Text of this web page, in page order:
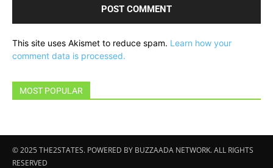
This site uses Akismet to reduce spam. Learn how your
comment data is processed.
MOST POPULAR
© 2025 THE2STATES. POWERED BY BUZZAADA NETWORK. ALL RIGHTS
RESERVED